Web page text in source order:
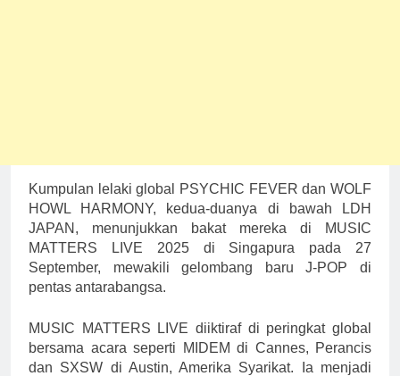
Kumpulan lelaki global PSYCHIC FEVER dan WOLF
HOWL HARMONY, kedua-duanya di bawah LDH
JAPAN, menunjukkan bakat mereka di MUSIC
MATTERS LIVE 2025 di Singapura pada 27
September, mewakili gelombang baru J-POP di
pentas antarabangsa.
MUSIC MATTERS LIVE diiktiraf di peringkat global
bersama acara seperti MIDEM di Cannes, Perancis
dan SXSW di Austin, Amerika Syarikat. Ia menjadi